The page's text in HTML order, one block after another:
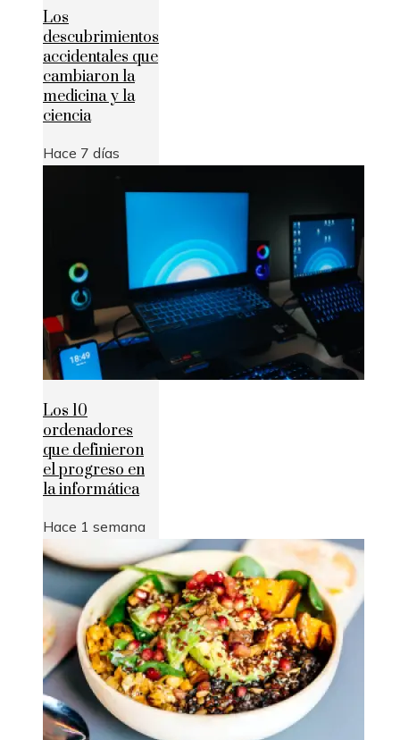
Los
descubrimientos
accidentales que
cambiaron la
medicina y la
ciencia
Hace 7 días
Los 10
ordenadores
que definieron
el progreso en
la informática
Hace 1 semana